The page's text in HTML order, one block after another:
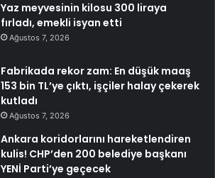
Yaz meyvesinin kilosu 300 liraya
fırladı, emekli isyan etti
Ağustos 7, 2026
Fabrikada rekor zam: En düşük maaş
153 bin TL’ye çıktı, işçiler halay çekerek
kutladı
Ağustos 7, 2026
Ankara koridorlarını hareketlendiren
kulis! CHP’den 200 belediye başkanı
YENİ Parti’ye geçecek